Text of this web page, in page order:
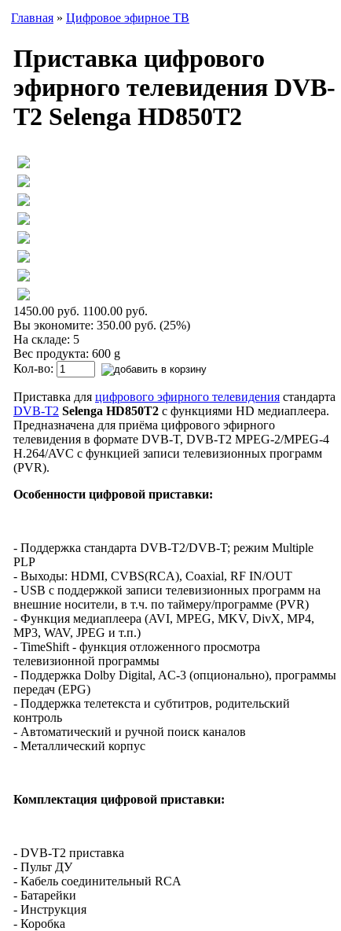
Главная » Цифровое эфирное ТВ
Приставка цифрового
эфирного телевидения DVB-
T2 Selenga HD850T2
1450.00 руб. 1100.00 руб.
Вы экономите: 350.00 руб. (25%)
На складе: 5
Вес продукта: 600 g
Кол-во:
Приставка для цифрового эфирного телевидения стандарта
DVB-T2 Selenga HD850T2 с функциями HD медиаплеера.
Предназначена для приёма цифрового эфирного
телевидения в формате DVB-T, DVB-T2 MPEG-2/MPEG-4
H.264/AVC с функцией записи телевизионных программ
(PVR).
Особенности цифровой приставки:
- Поддержка стандарта DVB-T2/DVB-T; режим Multiple
PLP
- Выходы: HDMI, CVBS(RCA), Coaxial, RF IN/OUT
- USB с поддержкой записи телевизионных программ на
внешние носители, в т.ч. по таймеру/программе (PVR)
- Функция медиаплеера (AVI, MPEG, MKV, DivX, MP4,
MP3, WAV, JPEG и т.п.)
- TimeShift - функция отложенного просмотра
телевизионной программы
- Поддержка Dolby Digital, AC-3 (опционально), программы
передач (EPG)
- Поддержка телетекста и субтитров, родительский
контроль
- Автоматический и ручной поиск каналов
- Металлический корпус
Комплектация цифровой приставки:
- DVB-T2 приставка
- Пульт ДУ
- Кабель соединительный RCA
- Батарейки
- Инструкция
- Коробка